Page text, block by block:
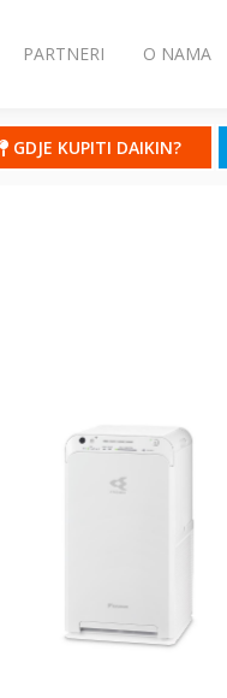
PARTNERI O NAMA
GDJE KUPITI DAIKIN?